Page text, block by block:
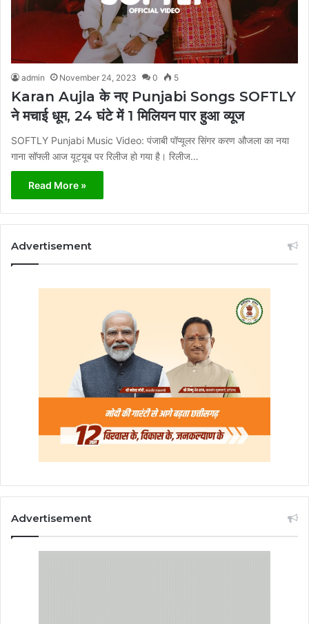
admin November 24, 2023 0 5
Karan Aujla के नए Punjabi Songs SOFTLY
ने मचाई धूम, 24 घंटे में 1 मिलियन पार हुआ व्यूज
SOFTLY Punjabi Music Video: पंजाबी पॉप्यूलर सिंगर करण औजला का नया
गाना सॉफ्ली आज यूट्यूब पर रिलीज हो गया है। रिलीज…
Read More »
Advertisement
Advertisement